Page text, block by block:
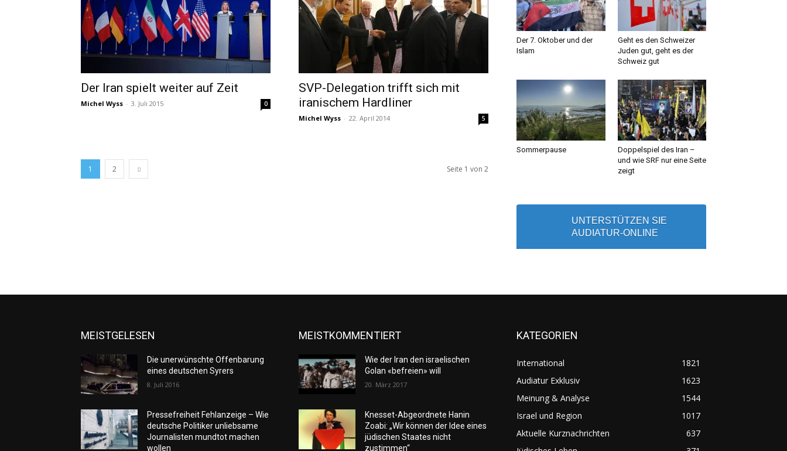
Der Iran spielt weiter auf Zeit
Michel Wyss - 3. Juli 2015 0
SVP-Delegation trifft sich mit
iranischem Hardliner
Michel Wyss - 22. April 2014 5
1 2 Seite 1 von 2
Der 7. Oktober und der
Islam
Geht es den Schweizer
Juden gut, geht es der
Schweiz gut
Sommerpause
Doppelspiel des Iran –
und wie SRF nur eine Seite
zeigt
UNTERSTÜTZEN SIE
AUDIATUR-ONLINE
MEISTGELESEN
Die unerwünschte Offenbarung
eines deutschen Syrers
8. Juli 2016
Pressefreiheit Fehlanzeige – Wie
deutsche Politiker unliebsame
Journalisten mundtot machen
wollen
MEISTKOMMENTIERT
Wie der Iran den israelischen
Golan «befreien» will
20. März 2017
Knesset-Abgeordnete Hanin
Zoabi: „Wir können der Idee eines
jüdischen Staates nicht
zustimmen“
KATEGORIEN
International
1821
Audiatur Exklusiv
1623
Meinung & Analyse
1544
Israel und Region
1017
Aktuelle Kurznachrichten
637